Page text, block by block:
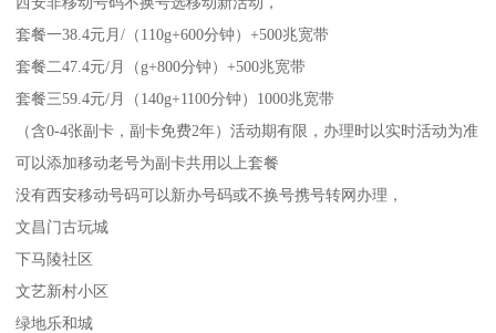
套餐一38.4元月/（110g+600分钟）+500兆宽带
套餐二47.4元/月（g+800分钟）+500兆宽带
套餐三59.4元/月（140g+1100分钟）1000兆宽带
（含0-4张副卡，副卡免费2年）活动期有限，办理时以实时活动为准
可以添加移动老号为副卡共用以上套餐
没有西安移动号码可以新办号码或不换号携号转网办理，
文昌门古玩城
下马陵社区
文艺新村小区
绿地乐和城